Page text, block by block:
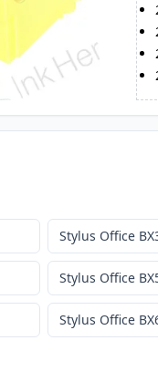
Stylus Office
Stylus Office
Stylus Office